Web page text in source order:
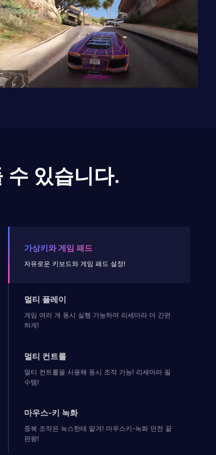
수 있습니다.
가상키와 게임 패드
자유로운 키보드와 게임 패드 설정!
멀티 플레이
게임 여러 개 동시 실행 가능하며 리세마라 더 간편
하게!
멀티 컨트롤
멀티 컨트롤을 사용해 동시 조작 가능! 리세마라 필
수템!
마우스-키 녹화
중복 조작은 녹스한테 맡겨! 마우스키-녹화 던전 끝
판왕!